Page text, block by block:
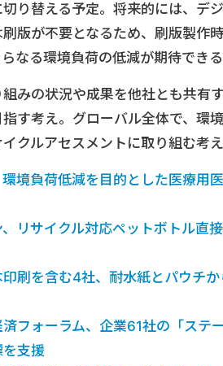
り替える予定。将来的には、デ
版が不要となるため、刷版製作
なる環境負荷の低減が期待できる
みの状況や成果を他社とも共有
す考え。グローバル全体で、環
クルアセスメントに取り組む考え
環境負荷低減を目的とした医療用
、リサイクル対応ペットボトル直
印刷を含む4社、耐水紙とパウチ
フォーラム、企業61社の「ステ
を支援